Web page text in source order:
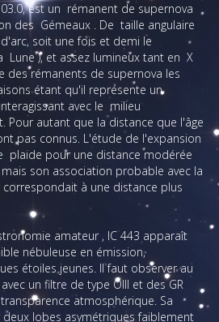
est un rémanent de supernova
des Gémeaux. De taille angulaire
soit une fois et demi le
Lune), et assez lumineux tant en X
des rémanents de supernova les
étant qu'il représente un
avec le milieu
Pour autant que la distance que l'âge
pas connus. L'étude de l'expansion
plaide pour une distance modérée
mais son association probable avec la
à une distance plus
amateur, IC 443 apparaît
nébuleuse en émission,
étoiles jeunes. Il faut observer au
un filtre de type OIII et des GR
atmosphérique. Sa
lobes asymétriques faiblement